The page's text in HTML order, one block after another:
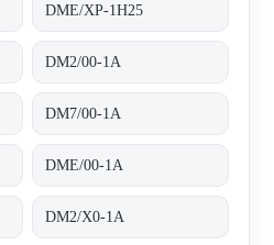
DME/XP-1H25
DM2/00-1A
DM7/00-1A
DME/00-1A
DM2/X0-1A